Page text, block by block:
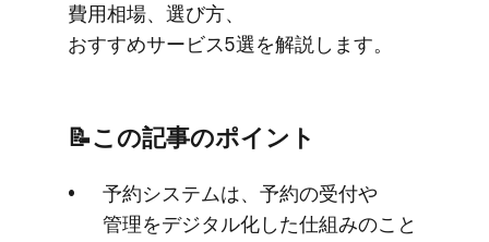
費用相場、​選び方、​
おすすめサービス5選を​解説します。
📝この​記事の​ポイント
予約システムは、​予約の​受付や​
管理を​デジタル化した​仕組みの​こと